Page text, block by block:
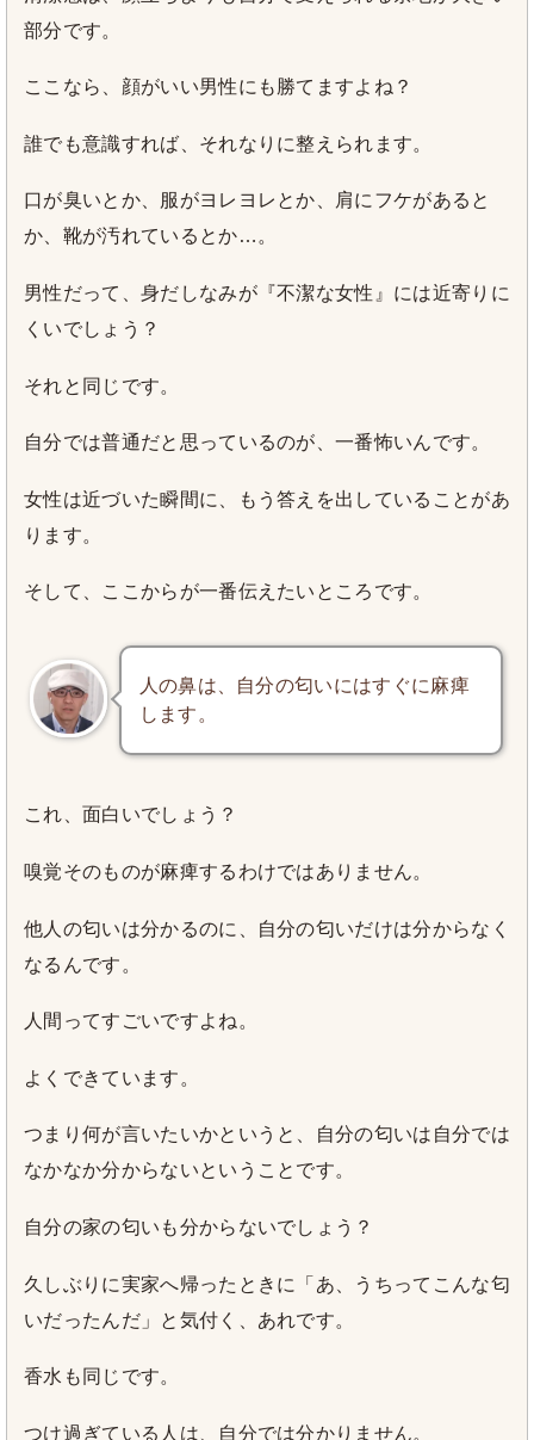
部分です。
ここなら、顔がいい男性にも勝てますよね？
誰でも意識すれば、それなりに整えられます。
口が臭いとか、服がヨレヨレとか、肩にフケがあると
か、靴が汚れているとか…。
男性だって、身だしなみが『不潔な女性』には近寄りに
くいでしょう？
それと同じです。
自分では普通だと思っているのが、一番怖いんです。
女性は近づいた瞬間に、もう答えを出していることがあ
ります。
そして、ここからが一番伝えたいところです。
人の鼻は、自分の匂いにはすぐに麻痺
します。
これ、面白いでしょう？
嗅覚そのものが麻痺するわけではありません。
他人の匂いは分かるのに、自分の匂いだけは分からなく
なるんです。
人間ってすごいですよね。
よくできています。
つまり何が言いたいかというと、自分の匂いは自分では
なかなか分からないということです。
自分の家の匂いも分からないでしょう？
久しぶりに実家へ帰ったときに「あ、うちってこんな匂
いだったんだ」と気付く、あれです。
香水も同じです。
つけ過ぎている人は、自分では分かりません。